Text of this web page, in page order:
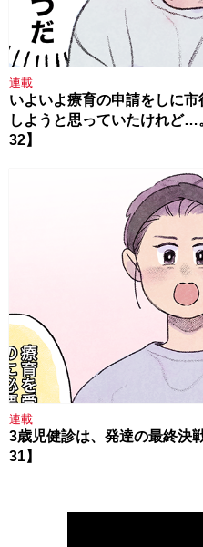
連載
いよいよ療育の申請をしに
しようと思っていたけれど…
32】
連載
3歳児健診は、発達の最終決
31】